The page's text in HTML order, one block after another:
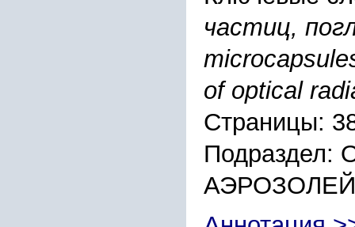
частиц,
of optical
Страницы: